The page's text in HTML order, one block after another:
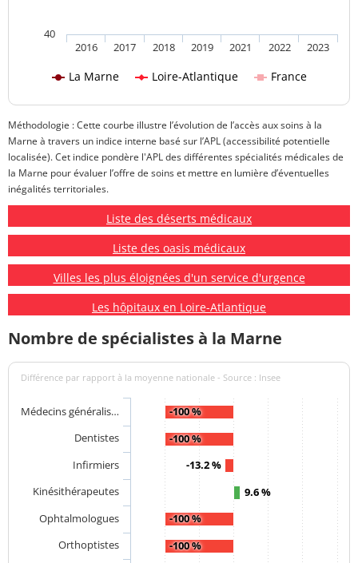
La Marne Loire-Atlantique France
2016 2017 2018 2019 2021 2022 2023
40
Méthodologie : Cette courbe illustre l’évolution de l’accès aux soins à la
Marne à travers un indice interne basé sur l’APL (accessibilité potentielle
localisée). Cet indice pondère l'APL des différentes spécialités médicales de
la Marne pour évaluer l’offre de soins et mettre en lumière d’éventuelles
inégalités territoriales.
Liste des déserts médicaux
Liste des oasis médicaux
Villes les plus éloignées d'un service d'urgence
Les hôpitaux en Loire-Atlantique
Nombre de spécialistes à la Marne
Différence par rapport à la moyenne nationale - Source : Insee
-100 %
-100 %
-13.2 %
9.6 %
-100 %
-100 %
Médecins généralis…
Dentistes
Infirmiers
Kinésithérapeutes
Ophtalmologues
Orthoptistes